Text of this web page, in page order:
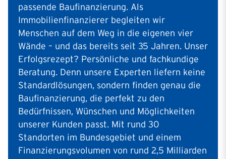
passende Baufinanzierung. Als
Immobilienfinanzierer begleiten wir
Menschen auf dem Weg in die eigenen vier
Wände – und das bereits seit 35 Jahren. Unser
Erfolgsrezept? Persönliche und fachkundige
Beratung. Denn unsere Experten liefern keine
Standardlösungen, sondern finden genau die
Baufinanzierung, die perfekt zu den
Bedürfnissen, Wünschen und Möglichkeiten
unserer Kunden passt. Mit rund 30
Standorten im Bundesgebiet und einem
Finanzierungsvolumen von rund 2,5 Milliarden